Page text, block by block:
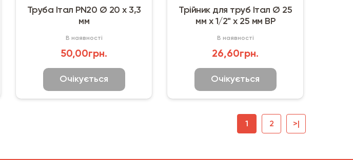
Труба Італ PN20 Ø 20 х 3,3
мм
В наявності
50,00грн.
Очікується
Трійник для труб Італ Ø 25
мм х 1/2" х 25 мм ВР
В наявності
26,60грн.
Очікується
1 2 >|